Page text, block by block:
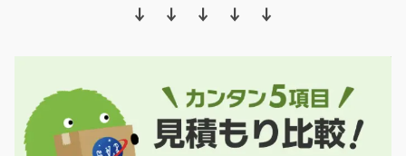
↓ ↓ ↓ ↓ ↓